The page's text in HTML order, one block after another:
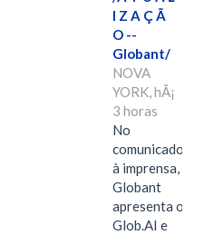
I Z A Ç Ã
O --
Globant/
NOVA
YORK, hÃ¡
3 horas
No
comunicado
à imprensa,
Globant
apresenta o
Glob.AI e